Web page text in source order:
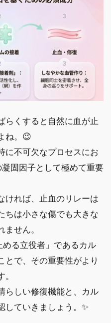
らくすると自然に血が止
ね。😉
に不可欠なプロセスにお
固因子として極めて重要
ければ、止血のリレーは
ちは小さな傷でも大きな
せん。
る立役者」であるカル
とで、その重要性がより
らしい修復機能と、カル
していきましょう。✨